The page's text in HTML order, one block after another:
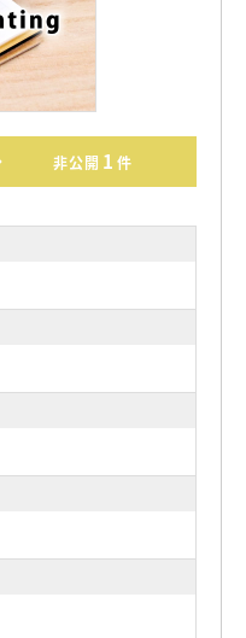
非公開 1 件